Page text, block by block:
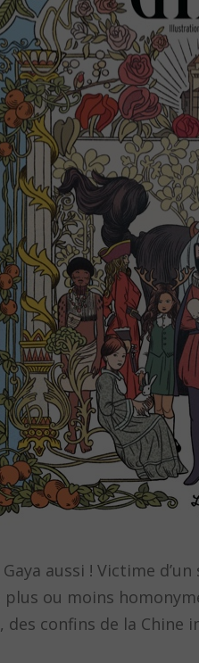
aussi ! Victime
ou moins
des confins de la